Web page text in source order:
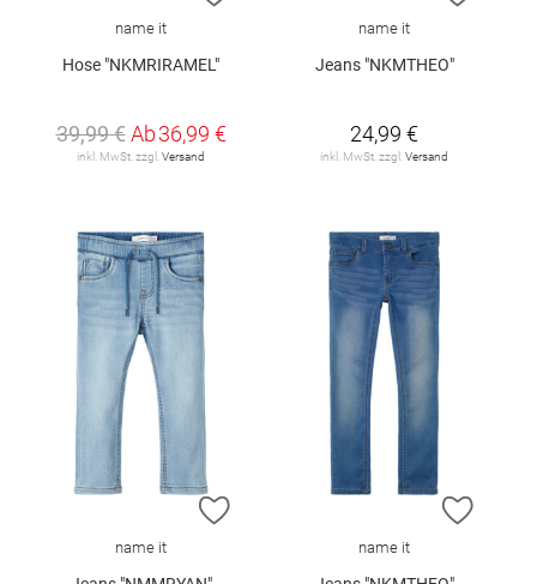
name it
Hose "NKMRIRAMEL"
39,99 € Ab36,99 €
inkl. MwSt. zzgl. Versand
name it
Jeans "NKMTHEO"
24,99 €
inkl. MwSt. zzgl. Versand
ZUR WUNSCHLISTE HINZUFÜGEN
name it
ZUR
name it